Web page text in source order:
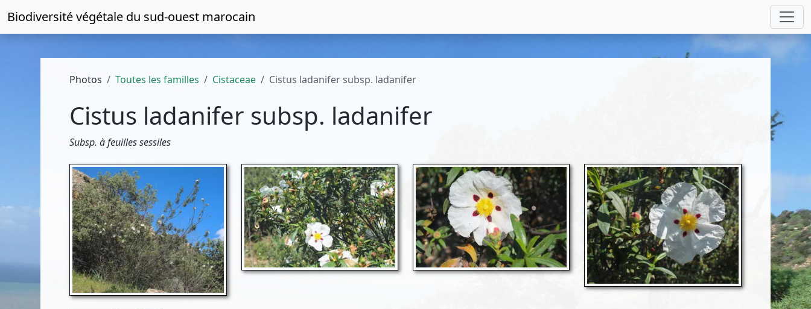
Biodiversité végétale du sud-ouest marocain
Photos Toutes les familles Cistaceae Cistus ladanifer subsp. ladanifer
Cistus ladanifer subsp. ladanifer
Subsp. à feuilles sessiles